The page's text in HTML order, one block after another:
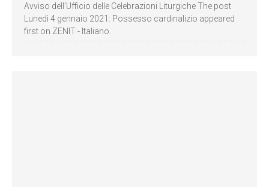
Avviso dell’Ufficio delle Celebrazioni Liturgiche The post
Lunedì 4 gennaio 2021: Possesso cardinalizio appeared
first on ZENIT - Italiano.